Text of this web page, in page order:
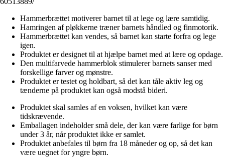
Hammerbrættet motiverer barnet til at lege og lære samtidig.
Hamringen af pløkkerne træner barnets håndled og finmotorik.
Hammerbrættet kan vendes, så barnet kan starte forfra og lege
igen.
Produktet er designet til at hjælpe barnet med at lære og opdage.
Den multifarvede hammerblok stimulerer barnets sanser med
forskellige farver og mønstre.
Produktet er testet og holdbart, så det kan tåle aktiv leg og
tænderne på produktet kan også modstå bideri.
Produktet skal samles af en voksen, hvilket kan være
tidskrævende.
Emballagen indeholder små dele, der kan være farlige for børn
under 3 år, når produktet ikke er samlet.
Produktet anbefales til børn fra 18 måneder og op, så det kan
være uegnet for yngre børn.